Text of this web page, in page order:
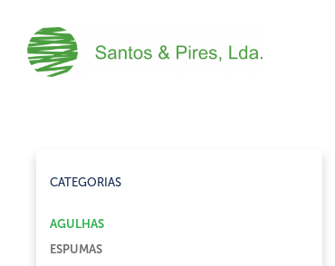
CATEGORIAS
AGULHAS
ESPUMAS